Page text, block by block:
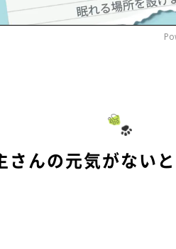
さんの元気がない